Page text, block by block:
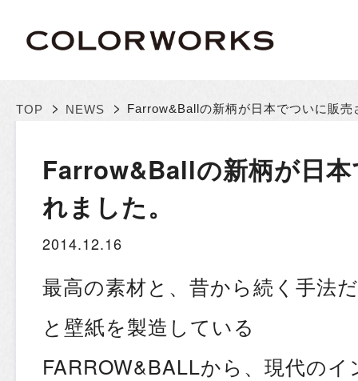
TOP > NEWS > Farrow&Ballの新柄が日本でついに販売
Farrow&Ballの新柄が日
れました。
2014.12.16
最高の素材と、昔から続く手法
と壁紙を製造している
FARROW&BALLから、現代の